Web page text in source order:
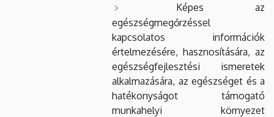
Képes az
egészségmegőrzéssel
kapcsolatos információk
értelmezésére, hasznosítására, az
egészségfejlesztési ismeretek
alkalmazására, az egészséget és a
hatékonyságot támogató
munkahelyi környezet